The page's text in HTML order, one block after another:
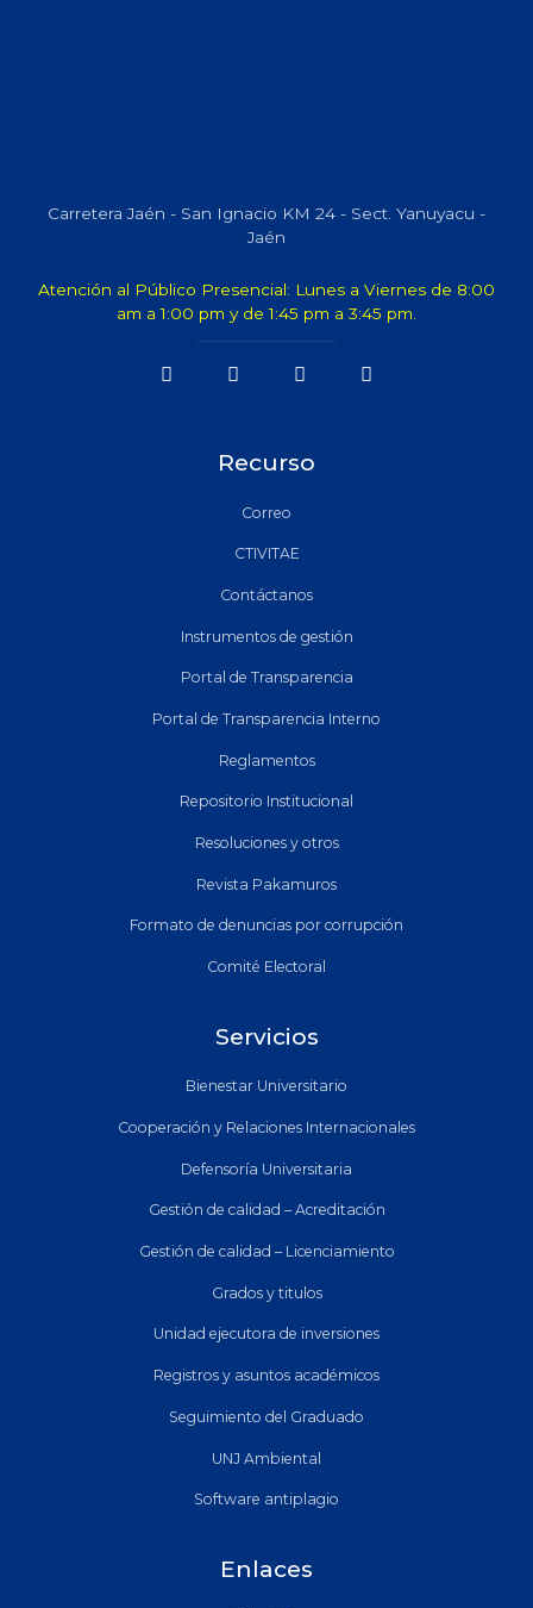
Carretera Jaén - San Ignacio KM 24 - Sect. Yanuyacu -
Jaén
Atención al Público Presencial: Lunes a Viernes de 8:00
am a 1:00 pm y de 1:45 pm a 3:45 pm.
Recurso
Correo
CTIVITAE
Contáctanos
Instrumentos de gestión
Portal de Transparencia
Portal de Transparencia Interno
Reglamentos
Repositorio Institucional
Resoluciones y otros
Revista Pakamuros
Formato de denuncias por corrupción
Comité Electoral
Servicios
Bienestar Universitario
Cooperación y Relaciones Internacionales
Defensoría Universitaria
Gestión de calidad – Acreditación
Gestión de calidad – Licenciamiento
Grados y titulos
Unidad ejecutora de inversiones
Registros y asuntos académicos
Seguimiento del Graduado
UNJ Ambiental
Software antiplagio
Enlaces